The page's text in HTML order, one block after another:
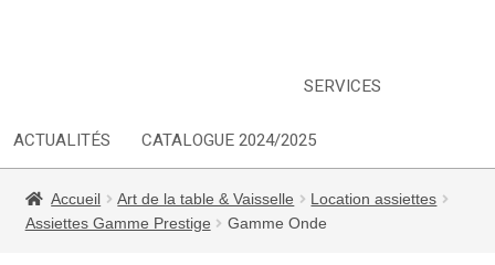
SERVICES
ACTUALITÉS CATALOGUE 2024/2025
Accueil Art de la table & Vaisselle
Location assiettes
Assiettes Gamme Prestige
Gamme Onde